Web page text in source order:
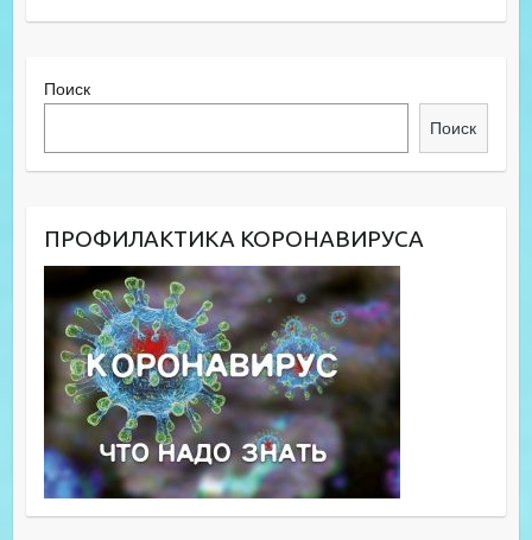
Поиск
Поиск
ПРОФИЛАКТИКА КОРОНАВИРУСА